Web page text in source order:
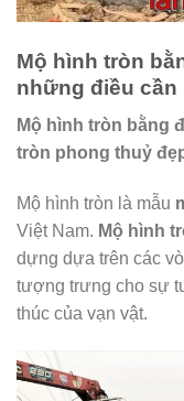
Mộ hình tròn
những điều cần
Mộ hình tròn bằng
tròn phong thuỷ
Mộ hình tròn là mẫu
Việt Nam. Mộ hình
dựng dựa trên các
tượng trưng cho sự
thúc của vạn vật.